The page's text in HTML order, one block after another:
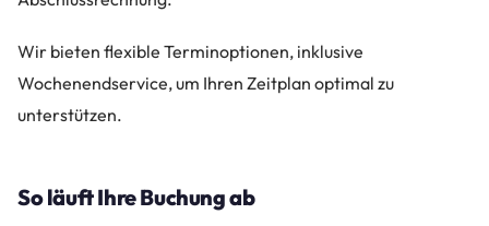
Wir bieten flexible Terminoptionen, inklusive
Wochenendservice, um Ihren Zeitplan optimal zu
unterstützen.
So läuft Ihre Buchung ab